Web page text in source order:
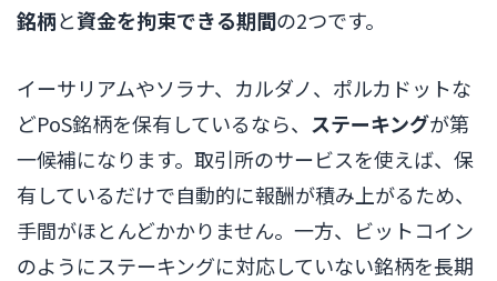
銘柄と資金を拘束できる期間の2つです。
イーサリアムやソラナ、カルダノ、ポルカドットな
どPoS銘柄を保有しているなら、 ステーキングが第
一候補になります。取引所のサービスを使えば、保
有しているだけで自動的に報酬が積み上がるため、
手間がほとんどかかりません。一方、ビットコイン
のようにステーキングに対応していない銘柄を長期